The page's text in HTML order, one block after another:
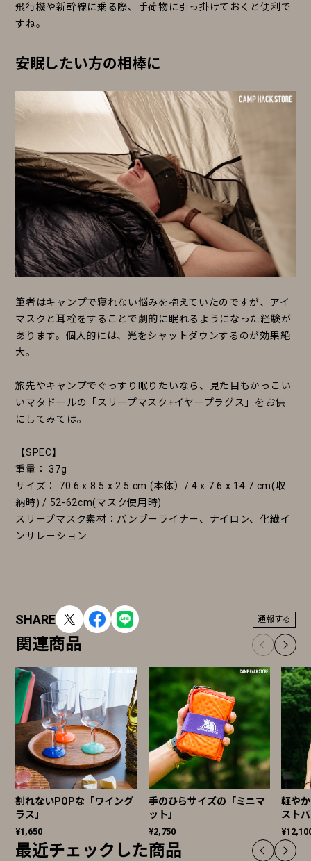
飛行機や新幹線に乗る際、手荷物に引っ掛けておくと便利で
すね。
安眠したい方の相棒に
筆者はキャンプで寝れない悩みを抱えていたのですが、アイ
マスクと耳栓をすることで劇的に眠れるようになった経験が
あります。個人的には、光をシャットダウンするのが効果絶
大。
旅先やキャンプでぐっすり眠りたいなら、見た目もかっこい
いマタドールの「スリープマスク+イヤープラグス」をお供
にしてみては。
【SPEC】
重量： 37g
サイズ： 70.6 x 8.5 x 2.5 cm (本体）/ 4 x 7.6 x 14.7 cm(収
納時) / 52-62cm(マスク使用時)
スリープマスク素材：バンブーライナー、ナイロン、化繊イ
ンサレーション
SHARE 通報する
関連商品
割れないPOPな「ワイング
ラス」
¥1,650
手のひらサイズの「ミニマ
ット」
¥2,750
軽や
スト
最近チェックした商品